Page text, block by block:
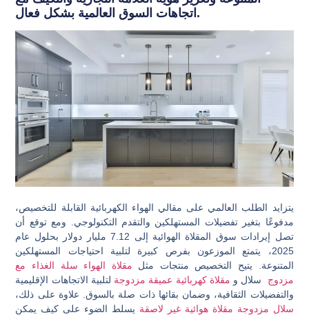
اتجاهات السوق العالمية بشكل فعال.
يتزايد الطلب العالمي على مقالي الهواء الكهربائية القابلة للتخصيص،
مدفوعًا بتغير تفضيلات المستهلكين والتقدم التكنولوجي. ومع توقع أن
تصل إيرادات سوق المقلاة الهوائية إلى 7.12 مليار دولار بحلول عام
2025، يتمتع الموزعون بفرص كبيرة لتلبية احتياجات المستهلكين
المتنوعة. يتيح التخصيص منتجات مثل مقلاة الهواء سلة الغذاء مع
مزدوج
سلال و مقلاة كهربائية عميقة مزدوجة لتلبية الاتجاهات الإقليمية
والتفضيلات الثقافية، وضمان بقائها ذات صلة بالسوق. علاوة على ذلك،
سلال مزدوجة مقلاة هوائية غير لاصقة يسلط الضوء على كيف يمكن